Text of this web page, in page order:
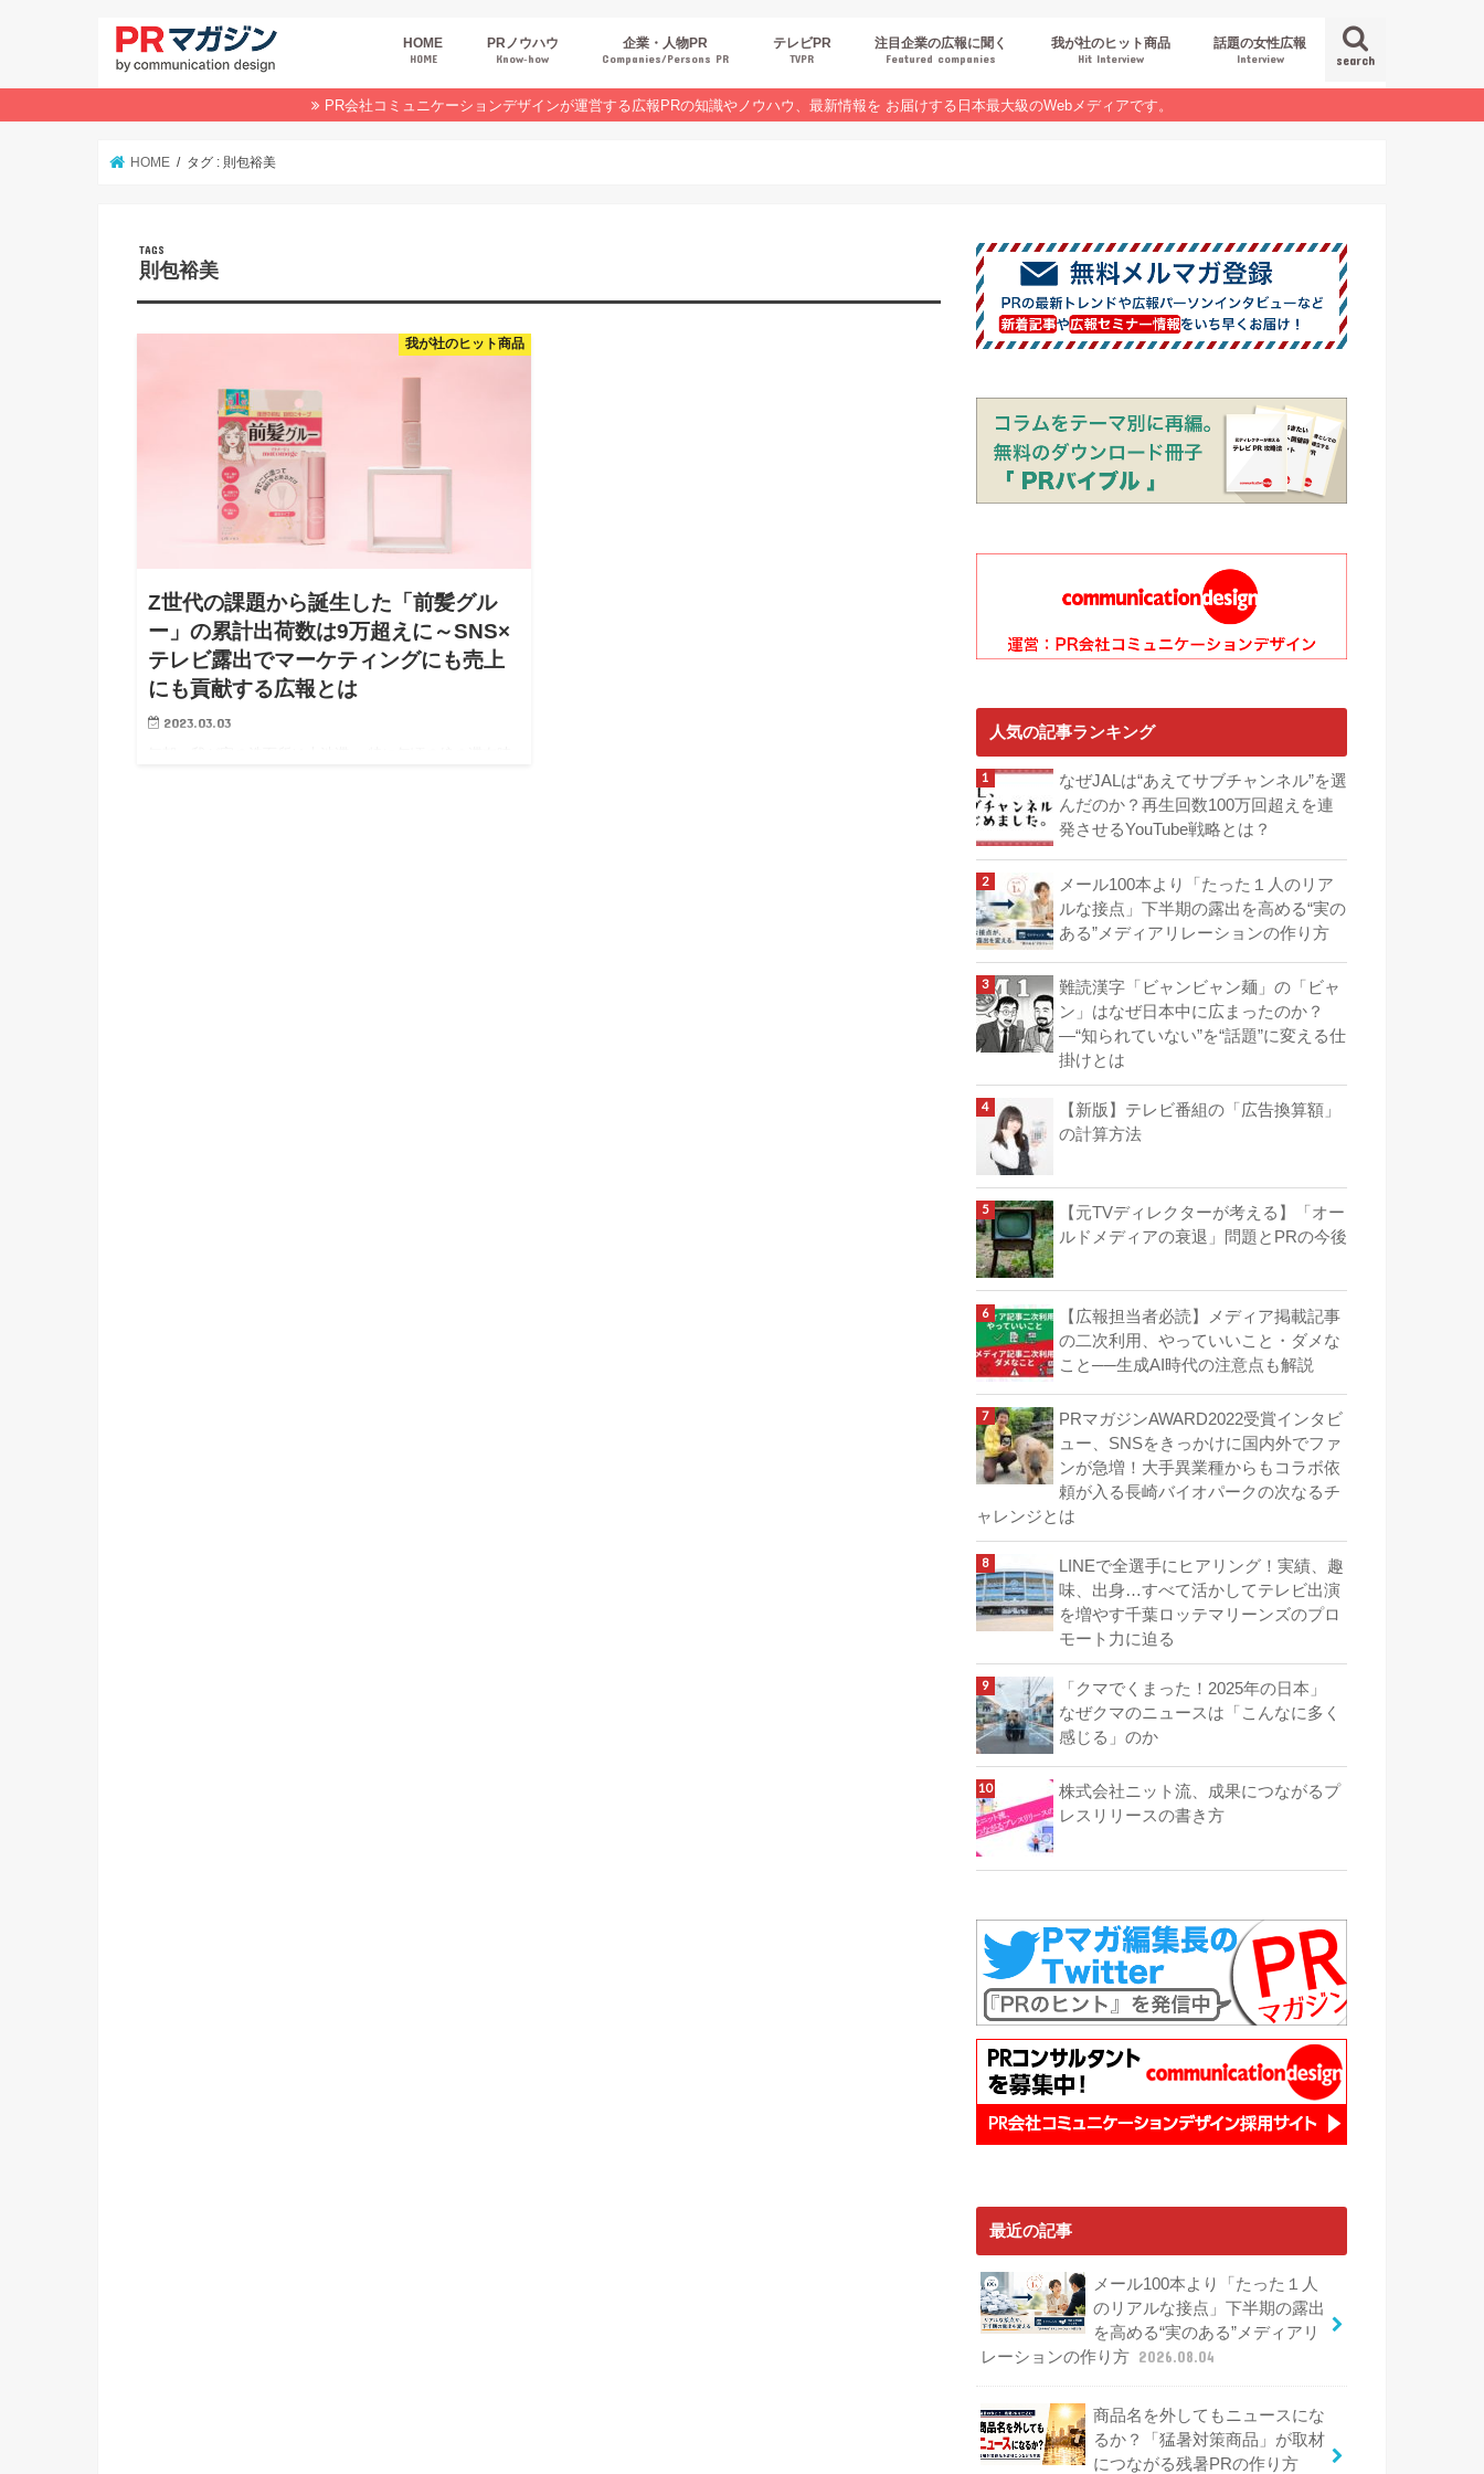
search
HOME
HOME
PRノウハウ
Know‐how
広報スキルUP
商品・サービスPR
デジタルPR
PRトレンド
イベントPR
業界コラム
オンラインセミナーレポート
企業・人物PR
Companies/Persons PR
テレビPR
TVPR
注目企業の広報に聞く
Featured companies
我が社のヒット商品
Hit Interview
話題の女性広報
Interview
PR会社コミュニケーションデザインが運営する広報PRの知識やノウハウ、最新情報を お届けする日本最大級のWebメディアです。
HOME タグ : 則包裕美
則包裕美
我が社のヒット商品
Z世代の課題から誕生した「前髪グル
ー」の累計出荷数は9万超えに～SNS×
テレビ露出でマーケティングにも売上
にも貢献する広報とは
2023.03.03
人気の記事ランキング
なぜJALは“あえてサブチャンネル”を選
んだのか？再生回数100万回超えを連
発させるYouTube戦略とは？
メール100本より「たった１人のリア
ルな接点」下半期の露出を高める“実の
ある”メディアリレーションの作り方
難読漢字「ビャンビャン麺」の「ビャ
ン」はなぜ日本中に広まったのか？
―“知られていない”を“話題”に変える仕
掛けとは
【新版】テレビ番組の「広告換算額」
の計算方法
【元TVディレクターが考える】「オー
ルドメディアの衰退」問題とPRの今後
【広報担当者必読】メディア掲載記事
の二次利用、やっていいこと・ダメな
こと──生成AI時代の注意点も解説
PRマガジンAWARD2022受賞インタビ
ュー、SNSをきっかけに国内外でファ
ンが急増！大手異業種からもコラボ依
頼が入る長崎バイオパークの次なるチ
ャレンジとは
LINEで全選手にヒアリング！実績、趣
味、出身…すべて活かしてテレビ出演
を増やす千葉ロッテマリーンズのプロ
モート力に迫る
「クマでくまった！2025年の日本」
なぜクマのニュースは「こんなに多く
感じる」のか
株式会社ニット流、成果につながるプ
レスリリースの書き方
最近の記事
メール100本より「たった１人
のリアルな接点」下半期の露出
を高める“実のある”メディアリ
レーションの作り方 2026.08.04
商品名を外してもニュースにな
るか？「猛暑対策商品」が取材
につながる残暑PRの作り方